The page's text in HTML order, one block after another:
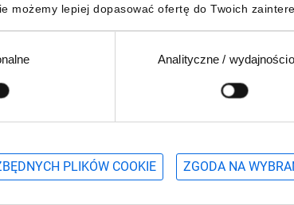
możemy lepiej dopasować ofertę do Twoich
Analityczne /
PLIKÓW COOKIE ZGODA NA
DO KOSZYKA
i wyprzedażach